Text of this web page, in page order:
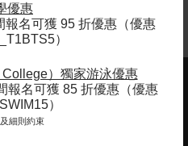
優惠
名可獲 95 折優惠（優惠
）
）獨家游泳優惠
報名可獲 85 折優惠（優惠
）
細則約束